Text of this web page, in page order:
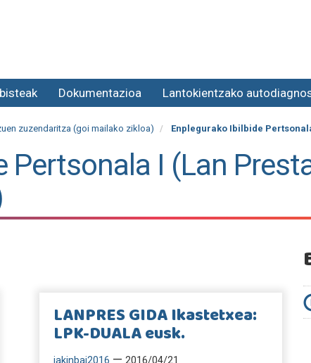
Dokumentazioa Lantokientzako
zuzendaritza (goi mailako zikloa) Enplegurako Ibilbide
Pertsonala I (Lan
LANPRES GIDA Ikastetxea:
LPK-DUALA eusk.
—